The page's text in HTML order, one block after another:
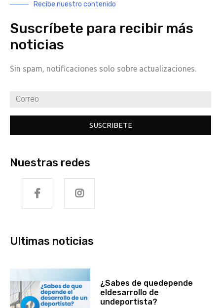
Recibe nuestro contenido
Suscríbete para recibir más
noticias
Sin spam, notificaciones solo sobre actualizaciones.
SUSCRIBETE
Nuestras redes
Ultimas noticias
¿Sabes de quedepende
eldesarrollo de
undeportista?